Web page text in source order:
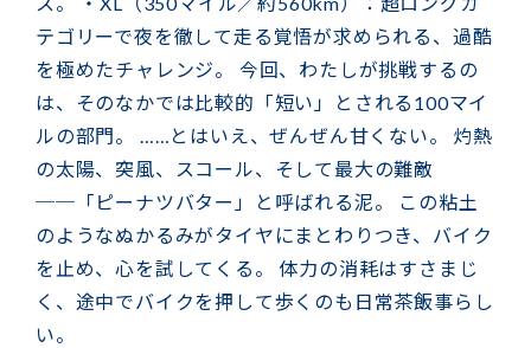
テゴリーで夜を徹して走る覚悟が求められる、過酷
を極めたチャレンジ。 今回、わたしが挑戦するの
は、そのなかでは比較的「短い」とされる100マイ
ルの部門。 ……とはいえ、ぜんぜん甘くない。 灼熱
の太陽、突風、スコール、そして最大の難敵
──「ピーナツバター」と呼ばれる泥。 この粘土
のようなぬかるみがタイヤにまとわりつき、バイク
を止め、心を試してくる。 体力の消耗はすさまじ
く、途中でバイクを押して歩くのも日常茶飯事らし
い。